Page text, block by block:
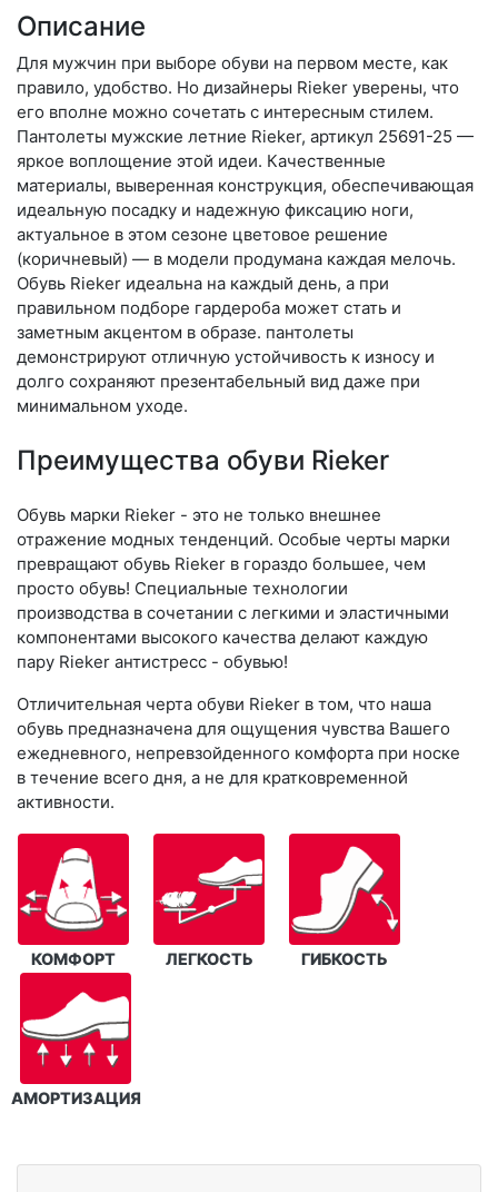
Описание
Для мужчин при выборе обуви на первом месте, как
правило, удобство. Но дизайнеры Rieker уверены, что
его вполне можно сочетать с интересным стилем.
Пантолеты мужские летние Rieker, артикул 25691-25 —
яркое воплощение этой идеи. Качественные
материалы, выверенная конструкция, обеспечивающая
идеальную посадку и надежную фиксацию ноги,
актуальное в этом сезоне цветовое решение
(коричневый) — в модели продумана каждая мелочь.
Обувь Rieker идеальна на каждый день, а при
правильном подборе гардероба может стать и
заметным акцентом в образе. пантолеты
демонстрируют отличную устойчивость к износу и
долго сохраняют презентабельный вид даже при
минимальном уходе.
Преимущества обуви Rieker
Обувь марки Rieker - это не только внешнее
отражение модных тенденций. Особые черты марки
превращают обувь Rieker в гораздо большее, чем
просто обувь! Специальные технологии
производства в сочетании с легкими и эластичными
компонентами высокого качества делают каждую
пару Rieker антистресс - обувью!
Отличительная черта обуви Rieker в том, что наша
обувь предназначена для ощущения чувства Вашего
ежедневного, непревзойденного комфорта при носке
в течение всего дня, а не для кратковременной
активности.
КОМФОРТ ЛЕГКОСТЬ ГИБКОСТЬ
АМОРТИЗАЦИЯ